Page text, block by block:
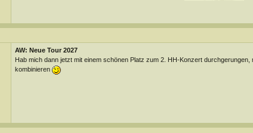
AW: Neue Tour 2027
Hab mich dann jetzt mit einem schönen Platz zum 2. HH-Konzert
kombinieren